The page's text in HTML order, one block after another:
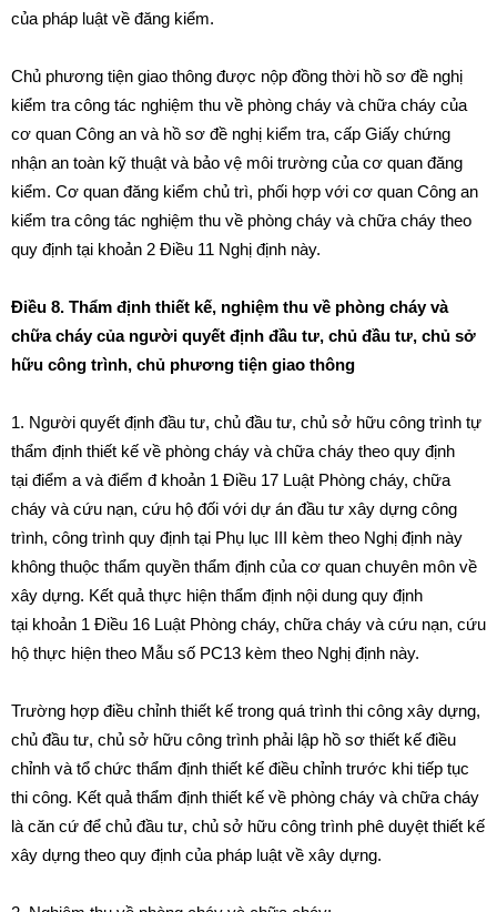
của pháp luật về đăng kiểm.
Chủ phương tiện giao thông được nộp đồng thời hồ sơ đề nghị
kiểm tra công tác nghiệm thu về phòng cháy và chữa cháy của
cơ quan Công an và hồ sơ đề nghị kiểm tra, cấp Giấy chứng
nhận an toàn kỹ thuật và bảo vệ môi trường của cơ quan đăng
kiểm. Cơ quan đăng kiểm chủ trì, phối hợp với cơ quan Công an
kiểm tra công tác nghiệm thu về phòng cháy và chữa cháy theo
quy định tại khoản 2 Điều 11 Nghị định này.
Điều 8. Thẩm định thiết kế, nghiệm thu về phòng cháy và
chữa cháy của người quyết định đầu tư, chủ đầu tư, chủ sở
hữu công trình, chủ phương tiện giao thông
1. Người quyết định đầu tư, chủ đầu tư, chủ sở hữu công trình tự
thẩm định thiết kế về phòng cháy và chữa cháy theo quy định
tại điểm a và điểm đ khoản 1 Điều 17 Luật Phòng cháy, chữa
cháy và cứu nạn, cứu hộ đối với dự án đầu tư xây dựng công
trình, công trình quy định tại Phụ lục III kèm theo Nghị định này
không thuộc thẩm quyền thẩm định của cơ quan chuyên môn về
xây dựng. Kết quả thực hiện thẩm định nội dung quy định
tại khoản 1 Điều 16 Luật Phòng cháy, chữa cháy và cứu nạn, cứu
hộ thực hiện theo Mẫu số PC13 kèm theo Nghị định này.
Trường hợp điều chỉnh thiết kế trong quá trình thi công xây dựng,
chủ đầu tư, chủ sở hữu công trình phải lập hồ sơ thiết kế điều
chỉnh và tổ chức thẩm định thiết kế điều chỉnh trước khi tiếp tục
thi công. Kết quả thẩm định thiết kế về phòng cháy và chữa cháy
là căn cứ để chủ đầu tư, chủ sở hữu công trình phê duyệt thiết kế
xây dựng theo quy định của pháp luật về xây dựng.